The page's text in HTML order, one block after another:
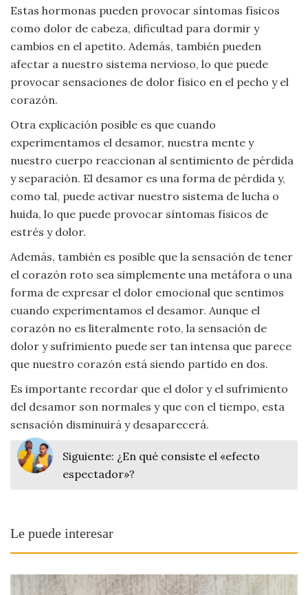
Estas hormonas pueden provocar síntomas físicos
como dolor de cabeza, dificultad para dormir y
cambios en el apetito. Además, también pueden
afectar a nuestro sistema nervioso, lo que puede
provocar sensaciones de dolor físico en el pecho y el
corazón.
Otra explicación posible es que cuando
experimentamos el desamor, nuestra mente y
nuestro cuerpo reaccionan al sentimiento de pérdida
y separación. El desamor es una forma de pérdida y,
como tal, puede activar nuestro sistema de lucha o
huida, lo que puede provocar síntomas físicos de
estrés y dolor.
Además, también es posible que la sensación de tener
el corazón roto sea simplemente una metáfora o una
forma de expresar el dolor emocional que sentimos
cuando experimentamos el desamor. Aunque el
corazón no es literalmente roto, la sensación de
dolor y sufrimiento puede ser tan intensa que parece
que nuestro corazón está siendo partido en dos.
Es importante recordar que el dolor y el sufrimiento
del desamor son normales y que con el tiempo, esta
sensación disminuirá y desaparecerá.
Siguiente: ¿En qué consiste el «efecto
espectador»?
Le puede interesar